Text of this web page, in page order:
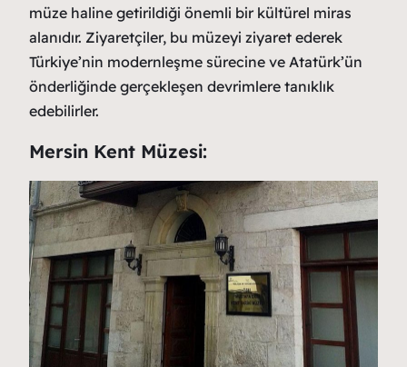
müze haline getirildiği önemli bir kültürel miras
alanıdır. Ziyaretçiler, bu müzeyi ziyaret ederek
Türkiye’nin modernleşme sürecine ve Atatürk’ün
önderliğinde gerçekleşen devrimlere tanıklık
edebilirler.
Mersin Kent Müzesi: